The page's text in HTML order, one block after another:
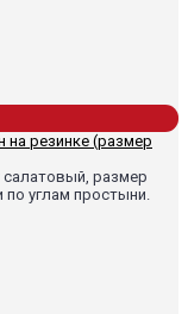
резинке (размер
салатовый, размер
по углам простыни.